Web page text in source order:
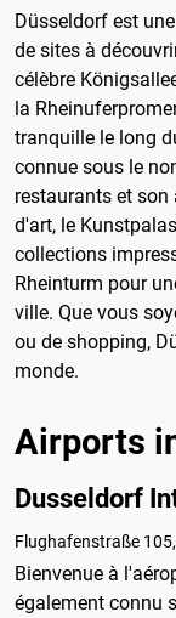
Düsseldorf est
de sites à
célèbre
la
tranquille le long
connue sous le
restaurants et
d'art, le
collections
Rheinturm pour
ville. Que vous
ou de shopping,
monde.
Airports
Dusseldorf
Flughafenstraße
Bienvenue à
également connu